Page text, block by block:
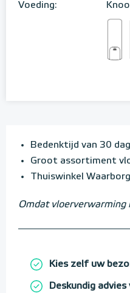
Voeding:
Bedenktijd van 30
Groot assortiment
Thuiswinkel
Omdat vloerverwarming
Kies zelf uw
Deskundig